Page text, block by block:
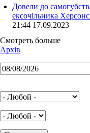
Довели до
ексочільника
21:44 17.09.2023
Смотреть больше
Архів